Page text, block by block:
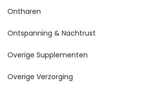
Ontharen
Ontspanning & Nachtrust
Overige Supplementen
Overige Verzorging